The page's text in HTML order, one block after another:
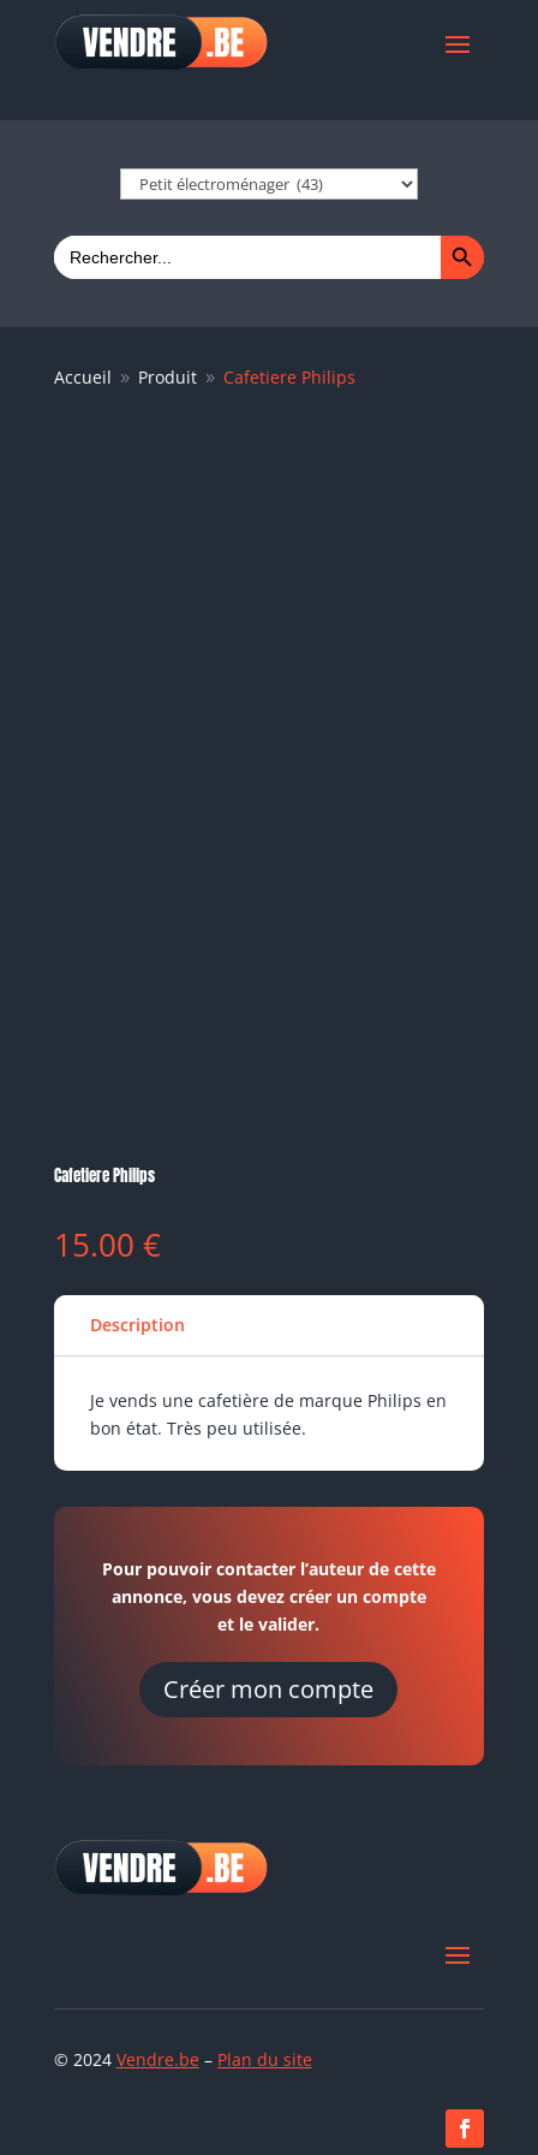
Search
for:
Search Button
Accueil 9 Produit 9 Cafetiere Philips
Cafetiere Philips
15.00 €
Description
Je vends une cafetière de marque Philips en
bon état. Très peu utilisée.
Pour pouvoir contacter l’auteur de cette
annonce, vous devez créer un compte
et le valider.
Créer mon compte
© 2024 Vendre.be– Plan du site